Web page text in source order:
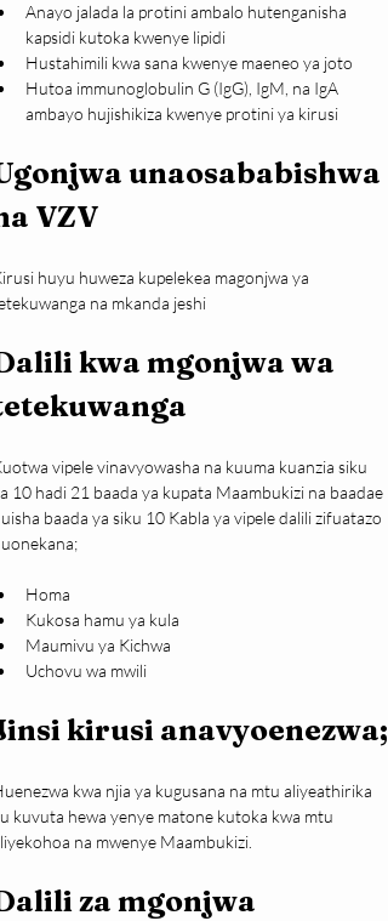
Anayo jalada la protini ambalo hutenganisha
kapsidi kutoka kwenye lipidi
Hustahimili kwa sana kwenye maeneo ya joto
Hutoa immunoglobulin G (IgG), IgM, na IgA
ambayo hujishikiza kwenye protini ya kirusi
unaosababishwa
VZV
huyu huweza kupelekea magonjwa ya
na mkanda jeshi
kwa mgonjwa wa
vipele vinavyowasha na kuuma kuanzia siku
10 hadi 21 baada ya kupata Maambukizi na baadae
baada ya siku 10 Kabla ya vipele dalili zifuatazo
Homa
Kukosa hamu ya kula
Maumivu ya Kichwa
Uchovu wa mwili
kirusi anavyoenezwa;
kwa njia ya kugusana na mtu aliyeathirika
kuvuta hewa yenye matone kutoka kwa mtu
na mwenye Maambukizi.
za mgonjwa